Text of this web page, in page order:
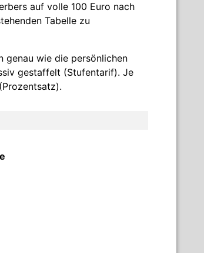
auf volle 100 Euro nach
Tabelle zu
genau wie die persönlichen
gestaffelt (Stufentarif). Je